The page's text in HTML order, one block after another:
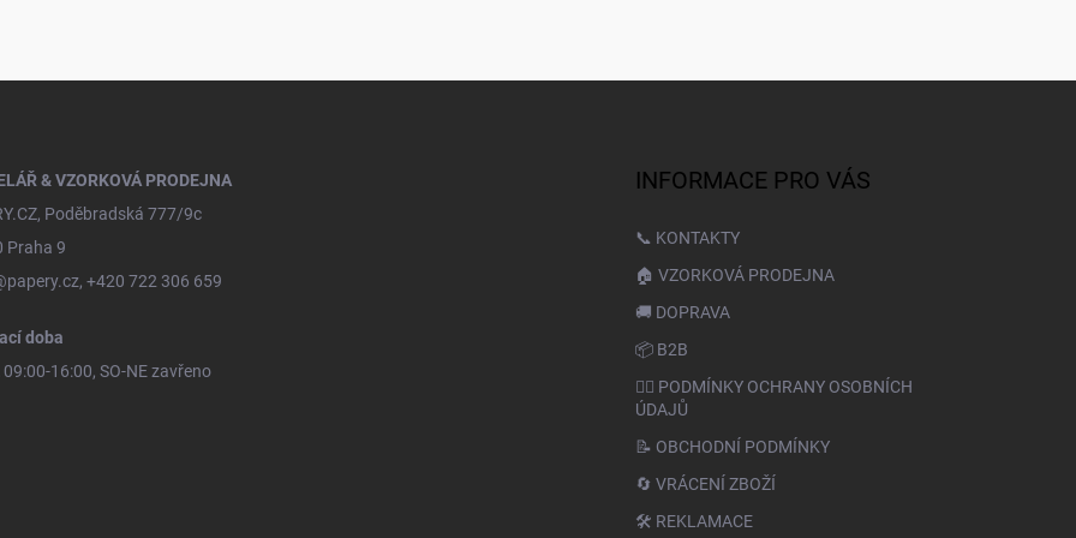
& VZORKOVÁ PRODEJNA
Poděbradská 777/9c
Praha 9
+420 722 306 659
doba
09:00-16:00, SO-NE zavřeno
INFORMACE PRO VÁS
📞 KONTAKTY
🏠 VZORKOVÁ PRODEJNA
🚚 DOPRAVA
📦 B2B
🙆‍♂️ PODMÍNKY OCHRANY OSOBNÍCH
ÚDAJŮ
📝 OBCHODNÍ PODMÍNKY
🔄 VRÁCENÍ ZBOŽÍ
🛠️ REKLAMACE